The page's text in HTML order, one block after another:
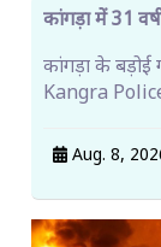
कांगड़ा में 31
कांगड़ा के बड़ोई
Kangra
Aug. 8,